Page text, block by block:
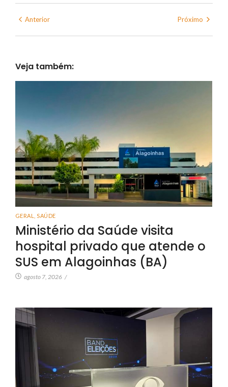
Anterior Próximo
Veja também:
GERAL SAÚDE
Ministério da Saúde visita
hospital privado que atende o
SUS em Alagoinhas (BA)
agosto 7, 2026 /